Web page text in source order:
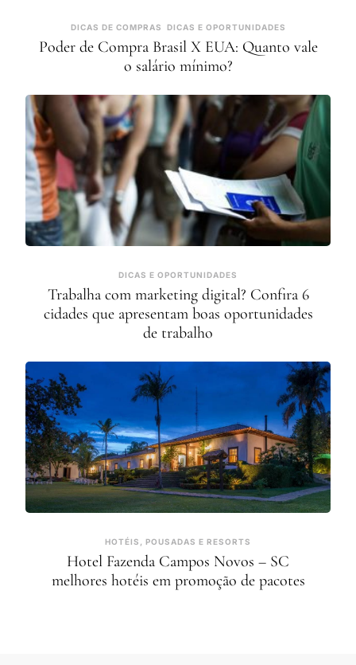
DICAS DE COMPRAS DICAS E OPORTUNIDADES
Poder de Compra Brasil X EUA: Quanto vale
o salário mínimo?
DICAS E OPORTUNIDADES
Trabalha com marketing digital? Confira 6
cidades que apresentam boas oportunidades
de trabalho
HOTÉIS, POUSADAS E RESORTS
Hotel Fazenda Campos Novos – SC
melhores hotéis em promoção de pacotes